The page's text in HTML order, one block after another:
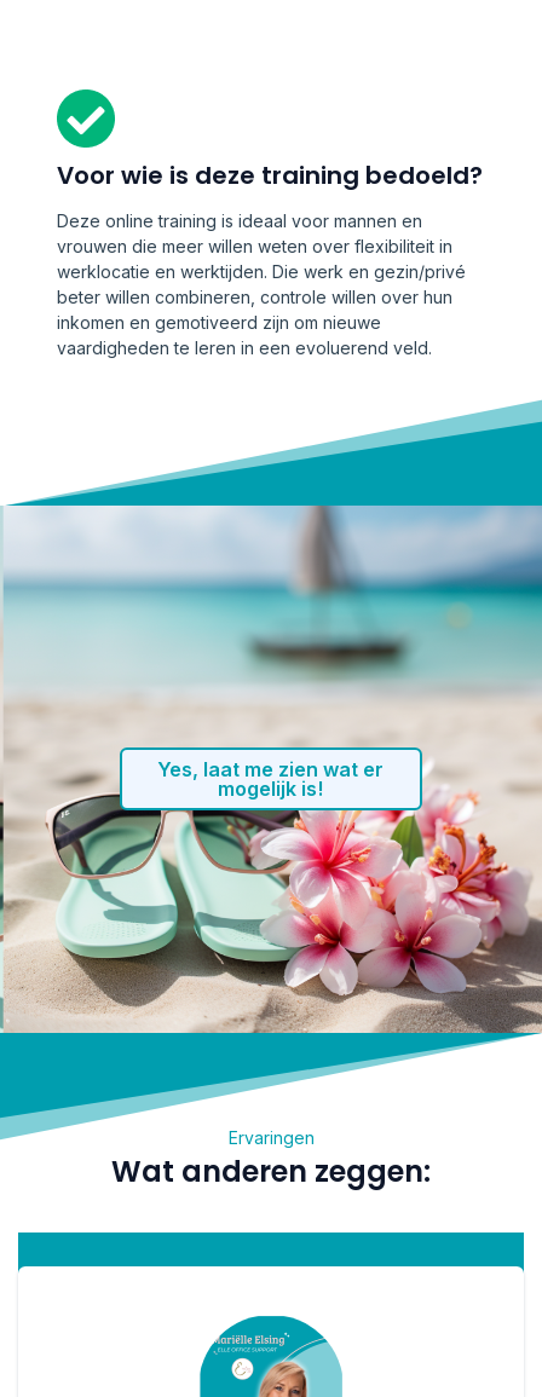
Voor wie is deze training bedoeld?
Deze online training is ideaal voor mannen en
vrouwen die meer willen weten over flexibiliteit in
werklocatie en werktijden. Die werk en gezin/privé
beter willen combineren, controle willen over hun
inkomen en gemotiveerd zijn om nieuwe
vaardigheden te leren in een evoluerend veld.
Yes, laat me zien wat er
mogelijk is!
Ervaringen
Wat anderen zeggen: